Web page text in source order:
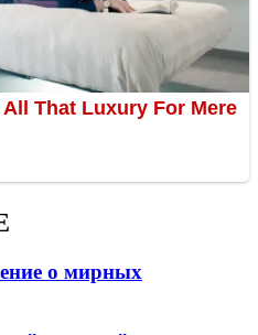
о мирных